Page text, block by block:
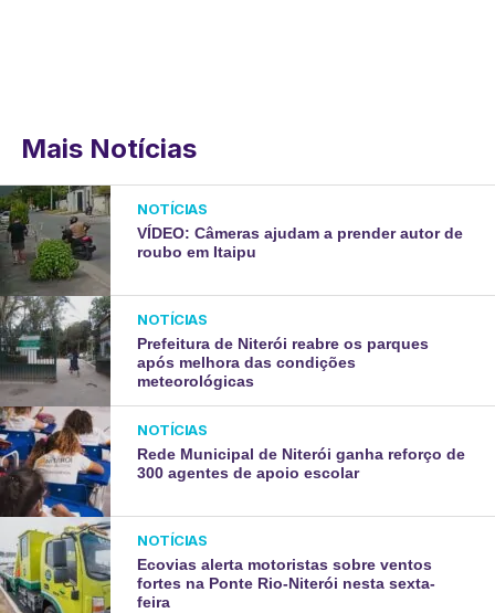
Mais Notícias
NOTÍCIAS
VÍDEO: Câmeras ajudam a prender autor de
roubo em Itaipu
NOTÍCIAS
Prefeitura de Niterói reabre os parques
após melhora das condições
meteorológicas
NOTÍCIAS
Rede Municipal de Niterói ganha reforço de
300 agentes de apoio escolar
NOTÍCIAS
Ecovias alerta motoristas sobre ventos
fortes na Ponte Rio-Niterói nesta sexta-
feira